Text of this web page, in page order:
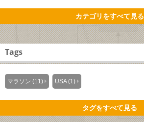
カテゴリをすべて見る
Tags
マラソン (11) USA (1)
タグをすべて見る